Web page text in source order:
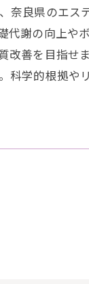
奈良県のエス
代謝の向上や
改善を目指せ
科学的根拠や